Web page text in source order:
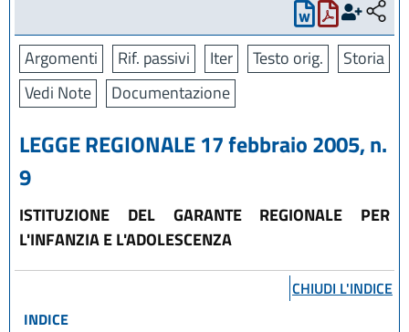
Argomenti Rif. passivi Iter Testo orig.
Storia
Vedi Note
Documentazione
LEGGE REGIONALE 17 febbraio 2005, n.
9
ISTITUZIONE DEL GARANTE REGIONALE PER
L'INFANZIA E L'ADOLESCENZA
CHIUDI L'INDICE
INDICE